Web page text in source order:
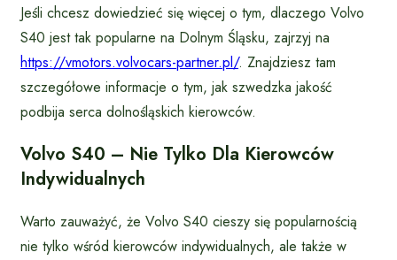
Jeśli chcesz dowiedzieć się więcej o tym, dlaczego Volvo
S40 jest tak popularne na Dolnym Śląsku, zajrzyj na
https://vmotors.volvocars-partner.pl/. Znajdziesz tam
szczegółowe informacje o tym, jak szwedzka jakość
podbija serca dolnośląskich kierowców.
Volvo S40 – Nie Tylko Dla Kierowców
Indywidualnych
Warto zauważyć, że Volvo S40 cieszy się popularnością
nie tylko wśród kierowców indywidualnych, ale także w